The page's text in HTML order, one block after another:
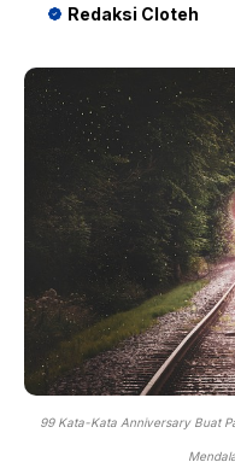
Redaksi Cloteh
99 Kata-Kata Anniversary Buat